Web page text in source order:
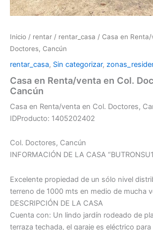
Inicio / rentar / rentar_casa / Casa en
Doctores, Cancún
rentar_casa, Sin categorizar,
Casa en Renta/venta en Col.
Cancún
Casa en Renta/venta en Col. Doctores,
IDProducto: 1405202402
Col. Doctores, Cancún
INFORMACIÓN DE LA CASA
Excelente propiedad de un sólo nivel
terreno de 1000 mts en medio de mucha
DESCRIPCIÓN DE LA CASA
Cuenta con: Un lindo jardín rodeado de
terraza techada, el garaje es eléctrico